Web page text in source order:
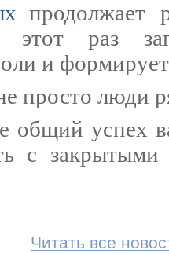
продолжает
раз
и
просто люди
общий успех
с закрытыми
Читать все